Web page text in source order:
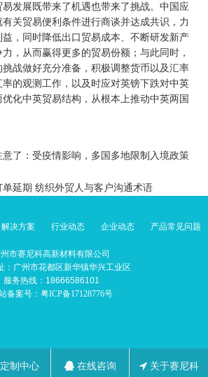
展既带来了机遇也带来了挑战。中国应
关贸易便利条件进行商谈并达成共识，力
，同时降低出口贸易成本、不断研发新产
，从而赢得更多的贸易份额；与此同时，
战做好充分准备，积极调整货币以及汇率
的观测工作，以及时应对英镑下跌对中英
化中英贸易结构，从根本上推动中英两国
了：受疫情影响，多国多地限制入境政策
延期 纺织外贸人与客户沟通术语
解决方案 行业动态 企业动态 产品常见问题
市赛尼科高新材料有限公司
：广州市花都区新华镇华兴工业区
服务热线：18666586101
备案号： 粤ICP备17128776号
定制中心 在线咨询 关于赛尼科